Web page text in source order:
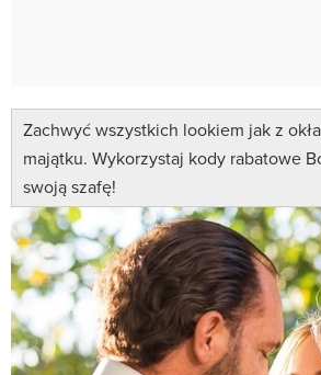
Zachwyć wszystkich lookiem jak z
majątku. Wykorzystaj kody rabatowe
swoją szafę!